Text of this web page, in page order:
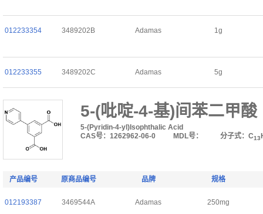
012233354 3489202B Adamas 1g
012233355 3489202C Adamas 5g
5-(吡啶-4-基)间苯二甲酸
5-(Pyridin-4-yl)Isophthalic Acid
CAS号：1262962-06-0
MDL号： 分子式：C13
产品编号 原商品编号 品牌 规格
012193387 3469544A Adamas 250mg